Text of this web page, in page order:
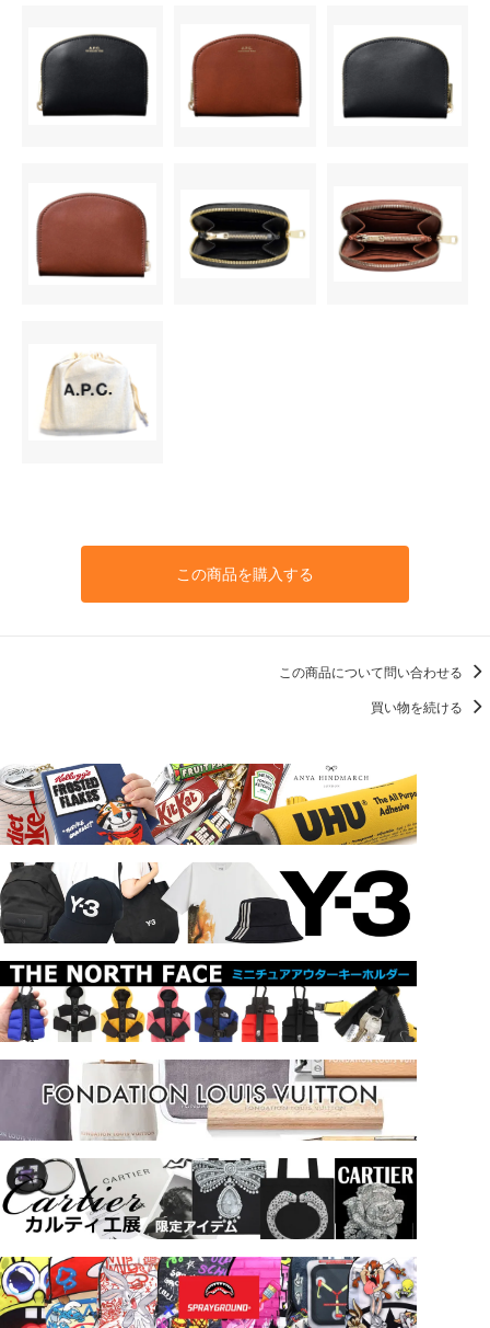
この商品を購入する
この商品について問い合わせる
買い物を続ける